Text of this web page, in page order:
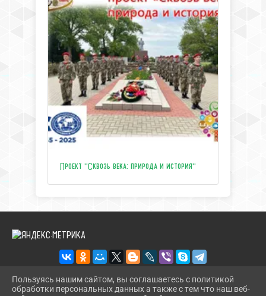
Проект "Сквозь века: природа и история"
Пользуясь нашим сайтом, вы соглашаетесь с политикой
обработки персональных данных а также с тем что наш веб-